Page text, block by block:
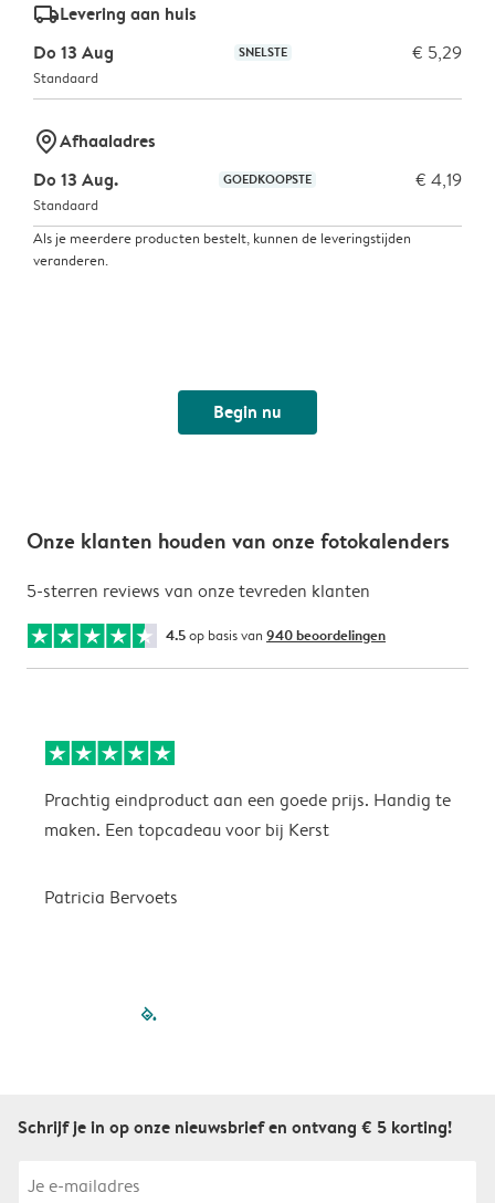
delivery_standard_v2Levering aan huis
Do 13 Aug
SNELSTE € 5,29
Standaard
marker-pinAfhaaladres
Do 13 Aug.
GOEDKOOPSTE € 4,19
Standaard
Als je meerdere producten bestelt, kunnen de leveringstijden
veranderen.
Begin nu
Onze klanten houden van onze fotokalenders
5-sterren reviews van onze tevreden klanten
4.5op basis van 940 beoordelingen
Prachtig eindproduct aan een goede prijs. Handig te
maken. Een topcadeau voor bij Kerst
Patricia Bervoets
filled-pagination
Schrijf je in op onze nieuwsbrief en ontvang € 5 korting!